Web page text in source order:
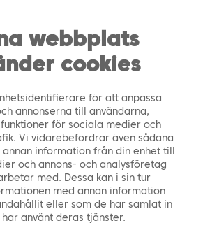
webbplats
cookies
för att anpassa
annonserna till användarna,
för sociala medier och
Vi vidarebefordrar även sådana
information från din enhet till
och annons- och analysföretag
med. Dessa kan i sin tur
med annan information
eller som de har samlat in
har använt deras tjänster.
FI SV